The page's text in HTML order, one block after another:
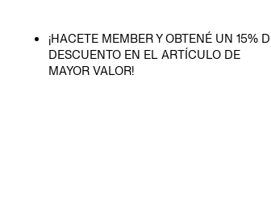
¡HACETE MEMBER Y OBTENÉ UN 15%
DESCUENTO EN EL ARTÍCULO DE
MAYOR VALOR!